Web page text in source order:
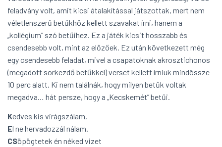
feladvány volt, amit kicsi átalakítással játszottak, mert nem
véletlenszerű betűkhöz kellett szavakat írni, hanem a
„kollégium” szó betűihez. Ez a játék kicsit hosszabb és
csendesebb volt, mint az előzőek. Ez után következett még
egy csendesebb feladat, mivel a csapatoknak akrosztichonos
(megadott sorkezdő betűkkel) verset kellett írniuk mindössze
10 perc alatt. Ki nem találnák, hogy milyen betűk voltak
megadva… hát persze, hogy a „Kecskemét” betűi.
Kedves kis virágszálam,
El ne hervadozzál nálam.
CSöpögtetek én néked vizet